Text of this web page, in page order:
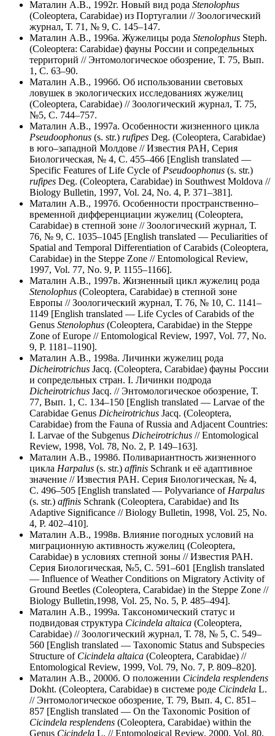
Маталин А.В., 1992г. Новый вид рода Stenolophus
(Coleoptera, Carabidae) из Португалии // Зоологический
журнал, Т. 71, № 9, С. 145–147.
Маталин А.В., 1996а. Жужелицы рода Stenolophus Steph.
(Coleoptera: Carabidae) фауны России и сопредельных
территорий // Энтомологическое обозрение, Т. 75, Вып.
1, С. 63–90.
Маталин А.В., 1996б. Об использовании световых
ловушек в экологических исследованиях жужелиц
(Coleoptera, Carabidae) // Зоологический журнал, Т. 75,
№5, С. 744–757.
Маталин А.В., 1997а. Особенности жизненного цикла
Pseudoophonus (s. str.) rufipes Deg. (Coleoptera, Carabidae)
в юго–западной Молдове // Известия РАН, Серия
Биологическая, № 4, С. 455–466 [English translated —
Specific Features of Life Cycle of Pseudoophonus (s. str.)
rufipes Deg. (Coleoptera, Carabidae) in Southwest Moldova //
Biology Bulletin, 1997, Vol. 24, No. 4, P. 371–381].
Маталин А.В., 1997б. Особенности пространственно–
временной дифференциации жужелиц (Coleoptera,
Carabidae) в степной зоне // Зоологический журнал, Т.
76, № 9, С. 1035–1045 [English translated — Peculiarities of
Spatial and Temporal Differentiation of Carabids (Coleoptera,
Carabidae) in the Steppe Zone // Entomological Review,
1997, Vol. 77, No. 9, P. 1155–1166].
Маталин А.В., 1997в. Жизненный цикл жужелиц рода
Stenolophus (Coleoptera, Carabidae) в степной зоне
Европы // Зоологический журнал, Т. 76, № 10, С. 1141–
1149 [English translated — Life Cycles of Carabids of the
Genus Stenolophus (Coleoptera, Carabidae) in the Steppe
Zone of Europe // Entomological Review, 1997, Vol. 77, No.
9, P. 1181–1190].
Маталин А.В., 1998а. Личинки жужелиц рода
Dicheirotrichus Jacq. (Coleoptera, Carabidae) фауны России
и сопредельных стран. I. Личинки подрода
Dicheirotrichus Jacq. // Энтомологическое обозрение, Т.
77, Вып. 1, С. 134–150 [English translated — Larvae of the
Carabidae Genus Dicheirotrichus Jacq. (Coleoptera,
Carabidae) from the Fauna of Russia and Adjacent Countries:
I. Larvae of the Subgenus Dicheirotrichus // Entomological
Review, 1998, Vol. 78, No. 2, P. 149–163].
Маталин А.В., 1998б. Поливариантность жизненного
цикла Harpalus (s. str.) affinis Schrank и её адаптивное
значение // Известия РАН. Серия Биологическая, № 4,
С. 496–505 [English translated — Polyvariance of Harpalus
(s. str.) affinis Schrank (Coleoptera, Carabidae) and Its
Adaptive Significance // Biology Bulletin, 1998, Vol. 25, No.
4, P. 402–410].
Маталин А.В., 1998в. Влияние погодных условий на
миграционную активность жужелиц (Coleoptera,
Carabidae) в условиях степной зоны // Известия РАН.
Серия Биологическая, №5, С. 591–601 [English translated
— Influence of Weather Conditions on Migratory Activity of
Ground Beetles (Coleoptera, Carabidae) in the Steppe Zone //
Biology Bulletin,1998, Vol. 25, No. 5, P. 485–494].
Маталин А.В., 1999а. Таксономический статус и
подвидовая структура Cicindela altaica (Coleoptera,
Carabidae) //Зоологический журнал, Т. 78, № 5, С. 549–
560 [English translated — Taxonomic Status and Subspecies
Structure of Cicindela altaica (Coleoptera, Carabidae) //
Entomological Review, 1999, Vol. 79, No. 7, P. 809–820].
Маталин А.В., 2000б. О положении Cicindela resplendens
Dokht. (Coleoptera, Carabidae) в системе роде Cicindela L.
// Энтомологическое обозрение, Т. 79, Вып. 4, С. 851–
857 [English translated — On the Taxonomic Position of
Cicindela resplendens (Coleoptera, Carabidae) within the
Genus Cicindela L. // Entomological Review, 2000, Vol. 80,